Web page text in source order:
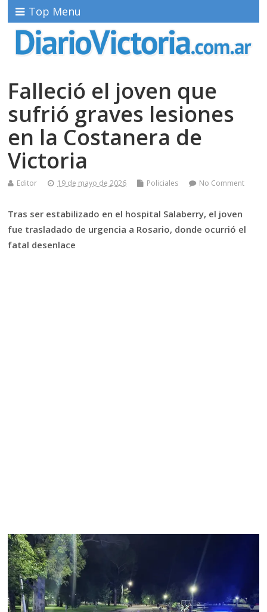
Top Menu
Falleció el joven que
sufrió graves lesiones
en la Costanera de
Victoria
Editor 19 de mayo de 2026 Policiales No Comment
Tras ser estabilizado en el hospital Salaberry, el joven
fue trasladado de urgencia a Rosario, donde ocurrió el
fatal desenlace